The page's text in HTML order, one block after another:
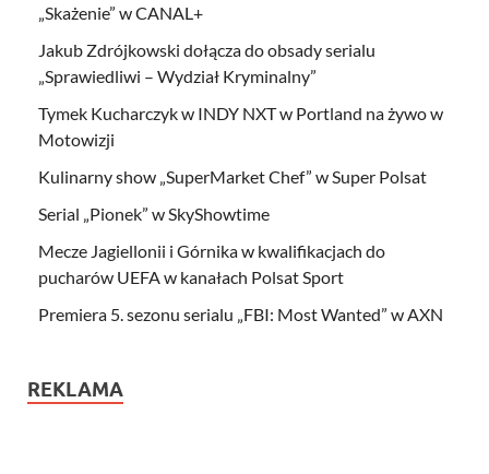
„Skażenie” w CANAL+
Jakub Zdrójkowski dołącza do obsady serialu
„Sprawiedliwi – Wydział Kryminalny”
Tymek Kucharczyk w INDY NXT w Portland na żywo w
Motowizji
Kulinarny show „SuperMarket Chef” w Super Polsat
Serial „Pionek” w SkyShowtime
Mecze Jagiellonii i Górnika w kwalifikacjach do
pucharów UEFA w kanałach Polsat Sport
Premiera 5. sezonu serialu „FBI: Most Wanted” w AXN
REKLAMA